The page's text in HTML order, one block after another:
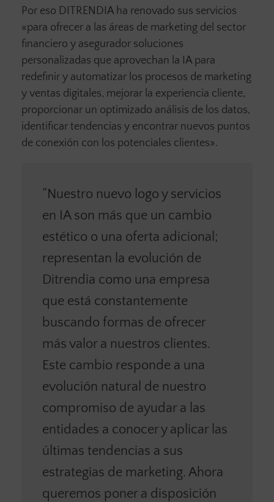
Por eso DITRENDIA ha renovado sus servicios
«para ofrecer a las áreas de marketing del sector
financiero y asegurador soluciones
personalizadas que aprovechan la IA para
redefinir y automatizar los procesos de marketing
y ventas digitales, mejorar la experiencia cliente,
proporcionar un optimizado análisis de los datos,
identificar tendencias y encontrar nuevos puntos
de conexión con los potenciales clientes».
“Nuestro nuevo logo y servicios
en IA son más que un cambio
estético o una oferta adicional;
representan la evolución de
Ditrendia como una empresa
que está constantemente
buscando formas de ofrecer
más valor a nuestros clientes.
Este cambio responde a una
evolución natural de nuestro
compromiso de ayudar a las
entidades a conocer y aplicar las
últimas tendencias a sus
estrategias de marketing. Ahora
queremos poner a disposición